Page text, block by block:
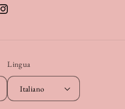
Lingua
Italiano